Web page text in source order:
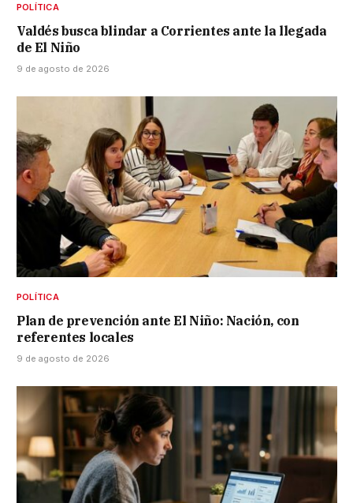
POLÍTICA
Valdés busca blindar a Corrientes ante la llegada
de El Niño
9 de agosto de 2026
POLÍTICA
Plan de prevención ante El Niño: Nación, con
referentes locales
9 de agosto de 2026